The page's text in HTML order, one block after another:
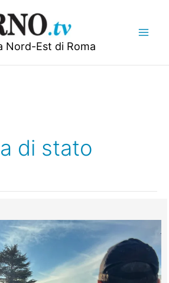
Nord-Est di Roma
di stato